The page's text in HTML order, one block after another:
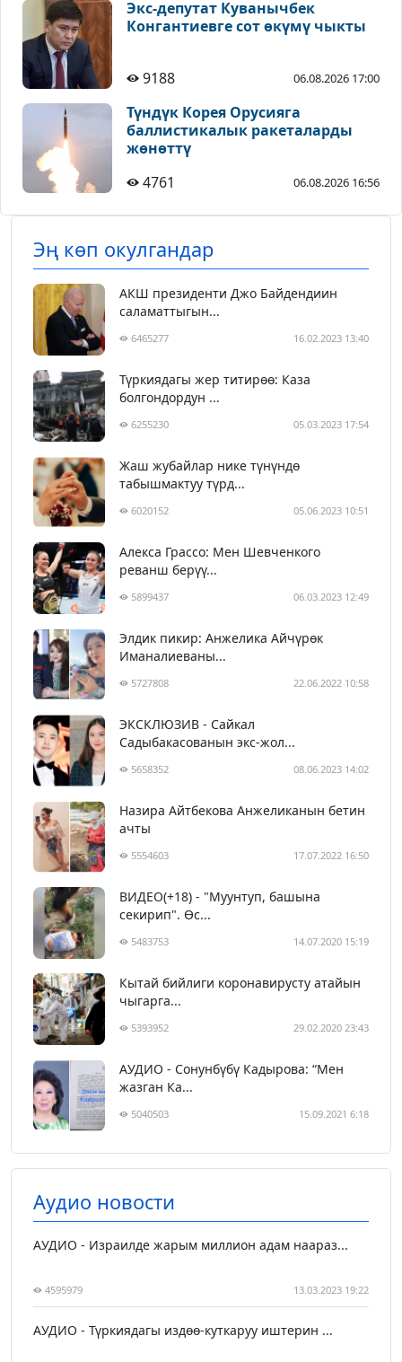
Экс-депутат Куванычбек
Конгантиевге сот өкүмү чыкты
9188 06.08.2026 17:00
Түндүк Корея Орусияга
баллистикалык ракеталарды
жөнөттү
4761
06.08.2026 16:56
Эң көп окулгандар
АКШ президенти Джо Байдендиин
саламаттыгын...
6465277 16.02.2023 13:40
Түркиядагы жер титирөө: Каза
болгондордун ...
6255230 05.03.2023 17:54
Жаш жубайлар нике түнүндө
табышмактуу түрд...
6020152 05.06.2023 10:51
Алекса Грассо: Мен Шевченкого
реванш берүү...
5899437 06.03.2023 12:49
Элдик пикир: Анжелика Айчүрөк
Иманалиеваны...
5727808 22.06.2022 10:58
ЭКСКЛЮЗИВ - Сайкал
Садыбакасованын экс-жол...
5658352 08.06.2023 14:02
Назира Айтбекова Анжеликанын бетин
ачты
5554603 17.07.2022 16:50
ВИДЕО(+18) - "Муунтуп, башына
секирип". Өс...
5483753 14.07.2020 15:19
Кытай бийлиги коронавирусту атайын
чыгарга...
5393952 29.02.2020 23:43
АУДИО - Сонунбүбү Кадырова: “Мен
жазган Ка...
5040503 15.09.2021 6:18
Аудио новости
АУДИО - Израилде жарым миллион адам наараз...
4595979 13.03.2023 19:22
АУДИО - Түркиядагы издөө-куткаруу иштерин ...